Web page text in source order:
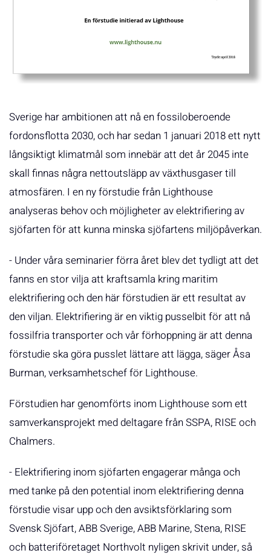
Sverige har ambitionen att nå en fossiloberoende
fordonsflotta 2030, och har sedan 1 januari 2018 ett nytt
långsiktigt klimatmål som innebär att det år 2045 inte
skall finnas några nettoutsläpp av växthusgaser till
atmosfären. I en ny förstudie från Lighthouse
analyseras behov och möjligheter av elektrifiering av
sjöfarten för att kunna minska sjöfartens miljöpåverkan.
- Under våra seminarier förra året blev det tydligt att det
fanns en stor vilja att kraftsamla kring maritim
elektrifiering och den här förstudien är ett resultat av
den viljan. Elektrifiering är en viktig pusselbit för att nå
fossilfria transporter och vår förhoppning är att denna
förstudie ska göra pusslet lättare att lägga, säger Åsa
Burman, verksamhetschef för Lighthouse.
Förstudien har genomförts inom Lighthouse som ett
samverkansprojekt med deltagare från SSPA, RISE och
Chalmers.
- Elektrifiering inom sjöfarten engagerar många och
med tanke på den potential inom elektrifiering denna
förstudie visar upp och den avsiktsförklaring som
Svensk Sjöfart, ABB Sverige, ABB Marine, Stena, RISE
och batteriföretaget Northvolt nyligen skrivit under, så